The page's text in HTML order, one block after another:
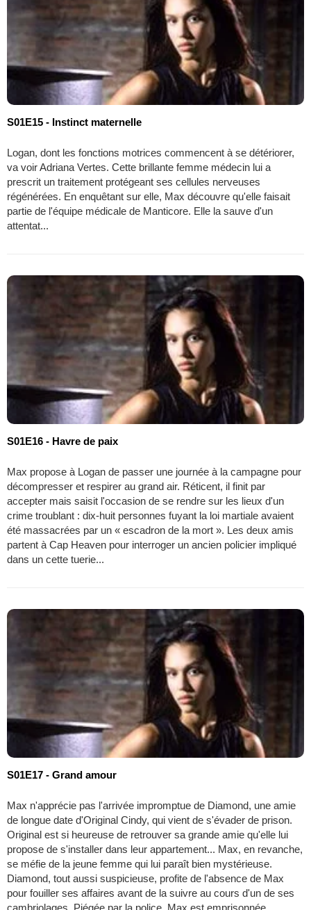
S01E15 - Instinct maternelle
Logan, dont les fonctions motrices commencent à se détériorer,
va voir Adriana Vertes. Cette brillante femme médecin lui a
prescrit un traitement protégeant ses cellules nerveuses
régénérées. En enquêtant sur elle, Max découvre qu'elle faisait
partie de l'équipe médicale de Manticore. Elle la sauve d'un
attentat...
S01E16 - Havre de paix
Max propose à Logan de passer une journée à la campagne pour
décompresser et respirer au grand air. Réticent, il finit par
accepter mais saisit l'occasion de se rendre sur les lieux d'un
crime troublant : dix-huit personnes fuyant la loi martiale avaient
été massacrées par un « escadron de la mort ». Les deux amis
partent à Cap Heaven pour interroger un ancien policier impliqué
dans un cette tuerie...
S01E17 - Grand amour
Max n'apprécie pas l'arrivée impromptue de Diamond, une amie
de longue date d'Original Cindy, qui vient de s'évader de prison.
Original est si heureuse de retrouver sa grande amie qu'elle lui
propose de s'installer dans leur appartement... Max, en revanche,
se méfie de la jeune femme qui lui paraît bien mystérieuse.
Diamond, tout aussi suspicieuse, profite de l'absence de Max
pour fouiller ses affaires avant de la suivre au cours d'un de ses
cambriolages. Piégée par la police, Max est emprisonnée...